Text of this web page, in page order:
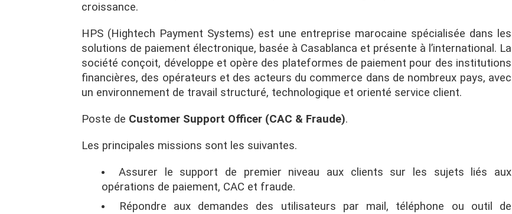
croissance.
HPS (Hightech Payment Systems) est une entreprise marocaine spécialisée dans les
solutions de paiement électronique, basée à Casablanca et présente à l’international. La
société conçoit, développe et opère des plateformes de paiement pour des institutions
financières, des opérateurs et des acteurs du commerce dans de nombreux pays, avec
un environnement de travail structuré, technologique et orienté service client.
Poste de Customer Support Officer (CAC & Fraude).
Les principales missions sont les suivantes.
Assurer le support de premier niveau aux clients sur les sujets liés aux
opérations de paiement, CAC et fraude.
Répondre aux demandes des utilisateurs par mail, téléphone ou outil de